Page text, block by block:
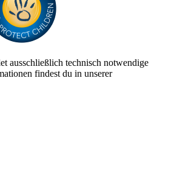
ausschließlich technisch notwendige
findest du in unserer